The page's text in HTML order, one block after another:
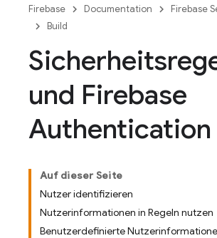
Firebase Documentation
Firebase
Build
und Firebase
Authentication
Auf dieser Seite
Nutzer identifizieren
Nutzerinformationen in Regeln nutzen
Benutzerdefinierte